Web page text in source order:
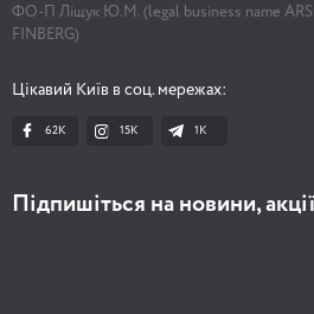
ФО-П Ліщук Ю.М. (legal business name
FINBERG)
Цікавий Київ в соц. мережах:
62K 15K 1К
Підпишіться на новини,